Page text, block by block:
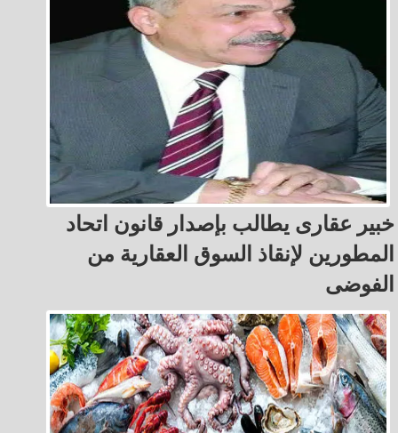
خبير عقارى يطالب بإصدار قانون اتحاد
المطورين لإنقاذ السوق العقارية من
الفوضى